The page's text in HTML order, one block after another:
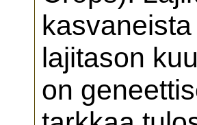
lajitason
on